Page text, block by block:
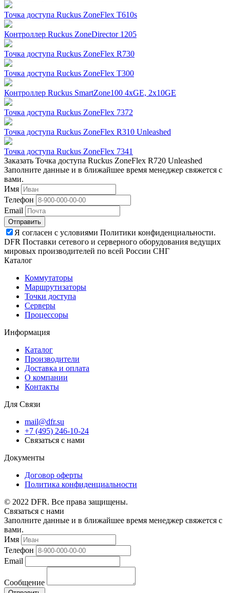
Точка доступа Ruckus ZoneFlex T610s
Контроллер Ruckus ZoneDirector 1205
Точка доступа Ruckus ZoneFlex R730
Точка доступа Ruckus ZoneFlex T300
Контроллер Ruckus SmartZone100 4xGE, 2x10GE
Точка доступа Ruckus ZoneFlex 7372
Точка доступа Ruckus ZoneFlex R310 Unleashed
Точка доступа Ruckus ZoneFlex 7341
Заказать Точка доступа Ruckus ZoneFlex R720 Unleashed
Заполните данные и в ближайшее время менеджер свяжется с
вами.
Имя
Телефон
Email
Отправить
Я согласен с условиями Политики конфиденциальности.
DFR Поставки сетевого и серверного оборудования ведущих
мировых производителей по всей России СНГ
Каталог
Коммутаторы
Маршрутизаторы
Точки доступа
Серверы
Процессоры
Информация
Каталог
Производители
Доставка и оплата
О компании
Контакты
Для Связи
mail@dfr.su
+7 (495) 246-10-24
Связаться с нами
Документы
Договор оферты
Политика конфиденциальности
© 2022 DFR. Все права защищены.
Связаться с нами
Заполните данные и в ближайшее время менеджер свяжется с
вами.
Имя
Телефон
Email
Сообщение